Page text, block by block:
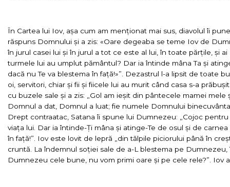
În Cartea lui Iov, așa cum am menționat mai sus, diavolul îi
răspuns Domnului și a zis: «Oare degeaba se teme Iov de
în jurul casei lui și în jurul a tot ce este al lui, în toate părțile, și
turmele lui au umplut pământul? Dar ia întinde mâna Ta și
dacă nu Te va blestema în față!»”. Dezastrul l-a lipsit de toate
oi, servitori, chiar și fii și fiicele lui au murit când casa s-a
cu buzele sale și a zis: „Gol am ieșit din pântecele mamei
Domnul a dat, Domnul a luat; fie numele Domnului
Drept contraatac, Satana îi spune lui Dumnezeu: „Cojoc
viața lui. Dar ia întinde-Ți mâna și atinge-Te de osul și de
în față!”. Iov este lovit de lepră „din tălpile piciorului până în
cruntă. La îndemnul soției sale de a-L blestema pe Dumnezeu,
Dumnezeu cele bune, nu vom primi oare și pe cele rele?”. Iov